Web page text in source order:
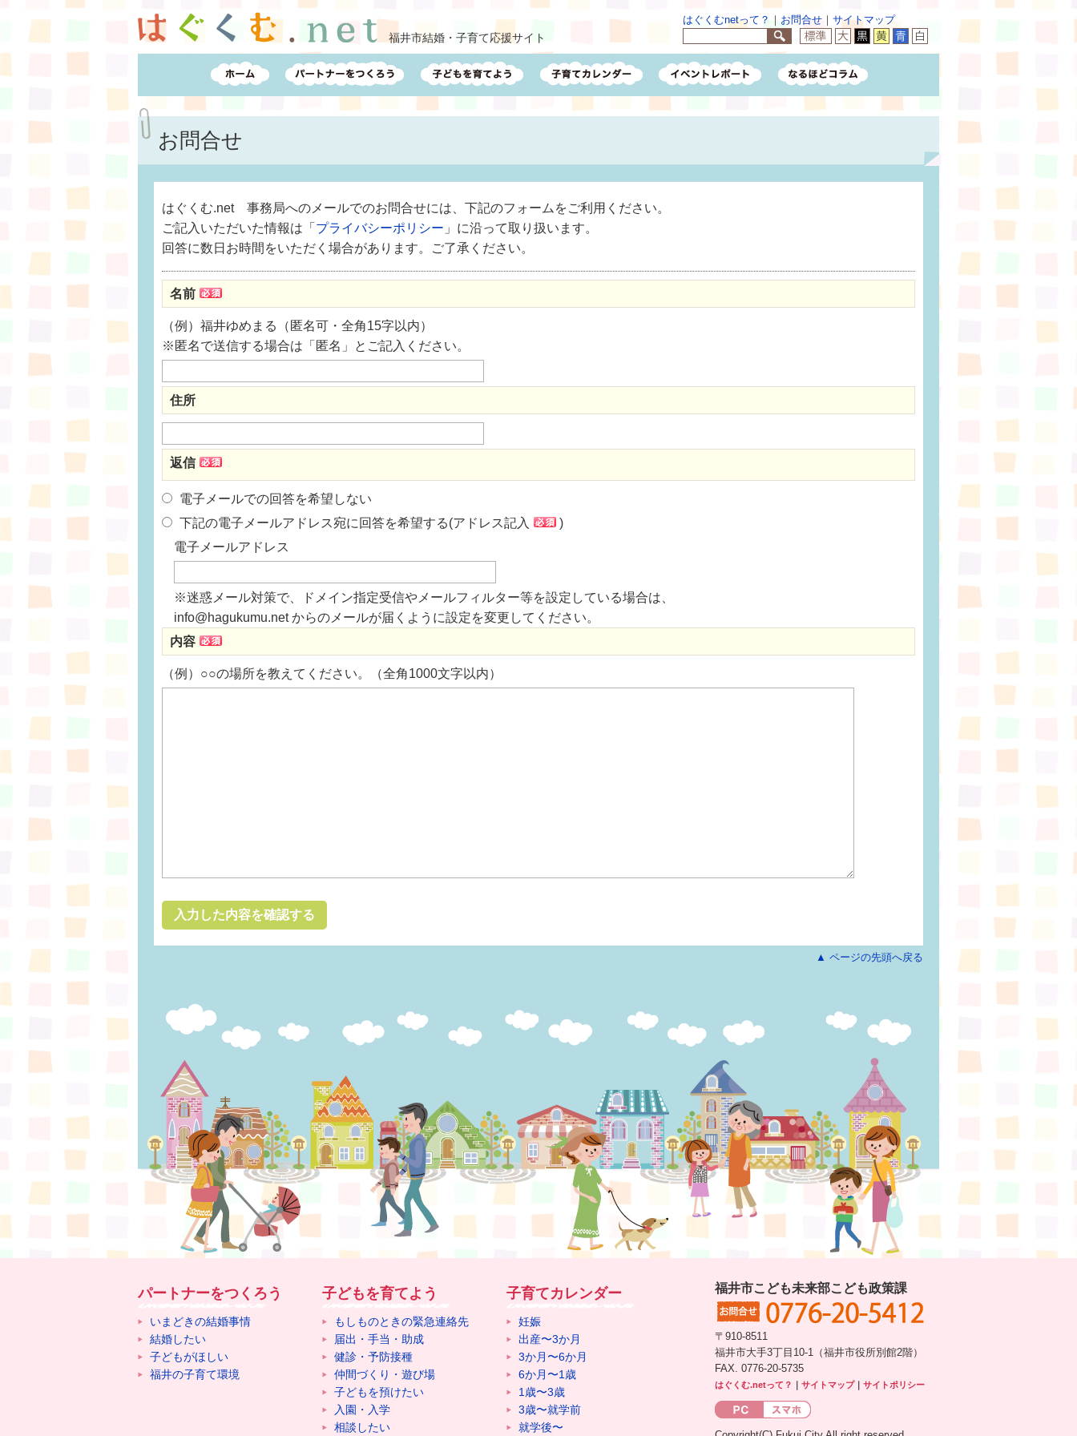
福井市結婚・子育て応援サイト
はぐくむnetって？ ｜ お問合せ ｜ サイトマップ
お問合せ
はぐくむ.net 事務局へのメールでのお問合せには、下記のフォームをご利用ください。
ご記入いただいた情報は「 プライバシーポリシー 」に沿って取り扱います。
回答に数日お時間をいただく場合があります。ご了承ください。
名前
（例）福井ゆめまる（匿名可・全角15字以内）
※匿名で送信する場合は「匿名」とご記入ください。
住所
返信
電子メールでの回答を希望しない
下記の電子メールアドレス宛に回答を希望する(アドレス記入
)
電子メールアドレス
※迷惑メール対策で、ドメイン指定受信やメールフィルター等を設定している場合は、
info@hagukumu.net からのメールが届くように設定を変更してください。
内容
（例）○○の場所を教えてください。（全角1000文字以内）
▲ ページの先頭へ戻る
パートナーをつくろう
いまどきの結婚事情
結婚したい
子どもがほしい
福井の子育て環境
子どもを育てよう
もしものときの緊急連絡先
届出・手当・助成
健診・予防接種
仲間づくり・遊び場
子どもを預けたい
入園・入学
相談したい
子育てカレンダー
妊娠
出産〜3か月
3か月〜6か月
6か月〜1歳
1歳〜3歳
3歳〜就学前
就学後〜
福井市こども未来部こども政策課
〒910-8511
福井市大手3丁目10-1（福井市役所別館2階）
FAX. 0776-20-5735
はぐくむ.netって？ サイトマップ｜ サイトポリシー